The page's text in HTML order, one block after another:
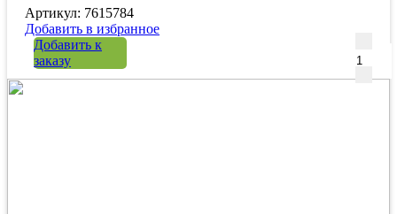
Артикул: 7615784
Добавить в избранное
Добавить к
заказу